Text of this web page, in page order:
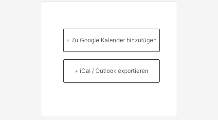
+ Zu Google Kalender hinzufügen
+ iCal / Outlook exportieren